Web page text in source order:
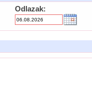
Odlazak: